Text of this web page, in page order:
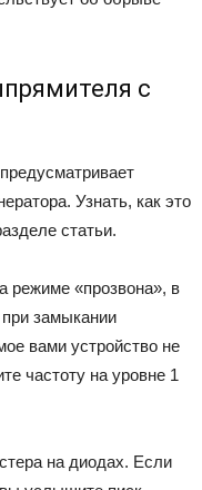
с
Узнать, как это
статьи.
режиме «прозвона», в
при замыкании
вами устройство не
частоту на уровне 1
на диодах. Если